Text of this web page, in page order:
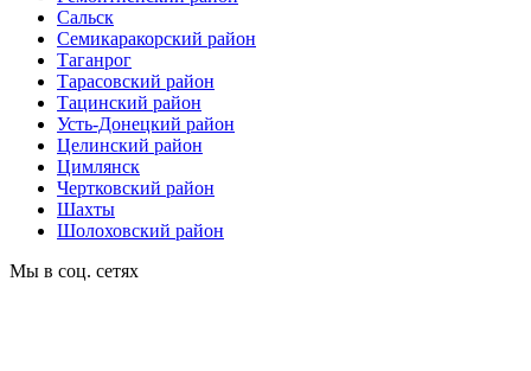
Сальск
Семикаракорский район
Таганрог
Тарасовский район
Тацинский район
Усть-Донецкий район
Целинский район
Цимлянск
Чертковский район
Шахты
Шолоховский район
Мы в соц. сетях